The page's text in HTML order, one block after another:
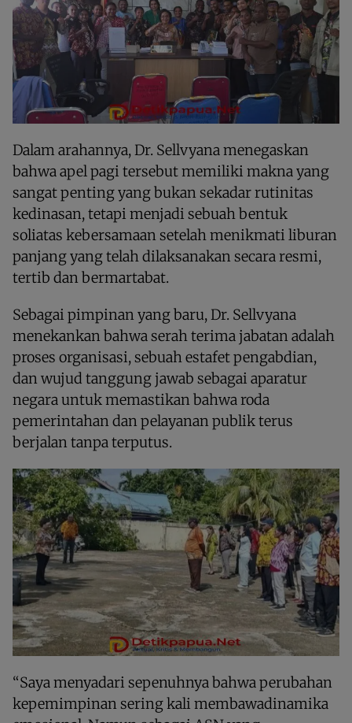
Dalam arahannya, Dr. Sellvyana menegaskan
bahwa apel pagi tersebut memiliki makna yang
sangat penting yang bukan sekadar rutinitas
kedinasan, tetapi menjadi sebuah bentuk
soliatas kebersamaan setelah menikmati liburan
panjang yang telah dilaksanakan secara resmi,
tertib dan bermartabat.
Sebagai pimpinan yang baru, Dr. Sellvyana
menekankan bahwa serah terima jabatan adalah
proses organisasi, sebuah estafet pengabdian,
dan wujud tanggung jawab sebagai aparatur
negara untuk memastikan bahwa roda
pemerintahan dan pelayanan publik terus
berjalan tanpa terputus.
“Saya menyadari sepenuhnya bahwa perubahan
kepemimpinan sering kali membawadinamika